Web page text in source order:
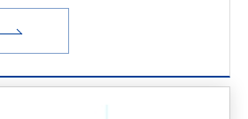
350 series delivers high-
exceptional precision, and